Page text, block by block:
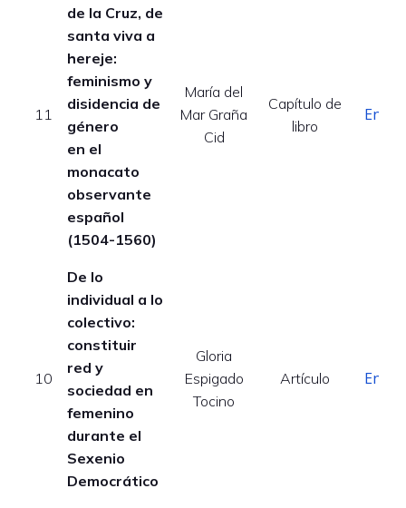
11
de la Cruz, de
santa viva a
hereje:
feminismo y
disidencia de
género
en el
monacato
observante
español
(1504-1560)
María del
Mar Graña
Cid
Capítulo de
libro
10
De lo
individual a lo
colectivo:
constituir
red y
sociedad en
femenino
durante el
Sexenio
Democrático
Gloria
Espigado
Tocino
Artículo